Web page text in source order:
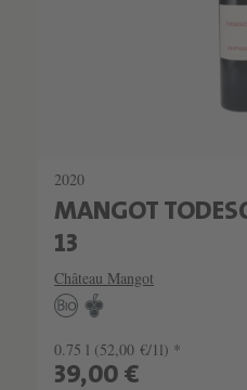
2020
MANGOT
13
Château Mangot
0.75 l (52,00 €/1l) *
39,00 €